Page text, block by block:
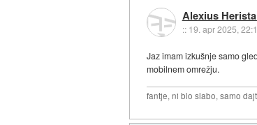
Alexius
:: 19. apr 2025,
Jaz imam izkušnje samo
mobilnem omrežju.
fantje, ni blo slabo, samo